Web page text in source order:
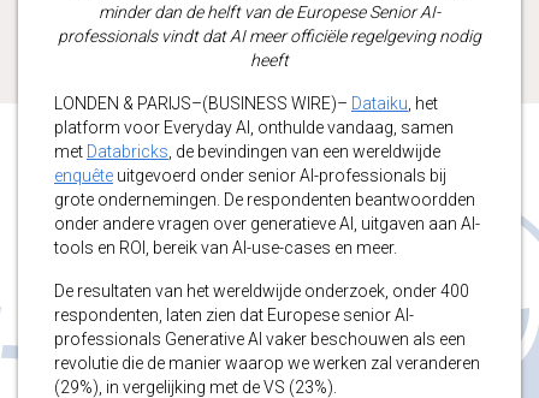
minder dan de helft van de Europese Senior AI-
professionals vindt dat AI meer officiële regelgeving nodig
heeft
LONDEN & PARIJS–(BUSINESS WIRE)– Dataiku , het
platform voor Everyday AI, onthulde vandaag, samen
met Databricks , de bevindingen van een wereldwijde
enquête uitgevoerd onder senior AI-professionals bij
grote ondernemingen. De respondenten beantwoordden
onder andere vragen over generatieve AI, uitgaven aan AI-
tools en ROI, bereik van AI-use-cases en meer.
De resultaten van het wereldwijde onderzoek, onder 400
respondenten, laten zien dat Europese senior AI-
professionals Generative AI vaker beschouwen als een
revolutie die de manier waarop we werken zal veranderen
(29%), in vergelijking met de VS (23%).